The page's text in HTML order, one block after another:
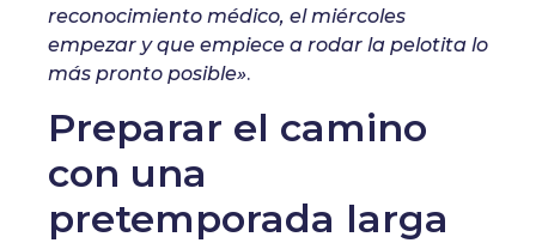
reconocimiento médico, el miércoles
empezar y que empiece a rodar la pelotita lo
más pronto posible».
Preparar el camino
con una
pretemporada larga